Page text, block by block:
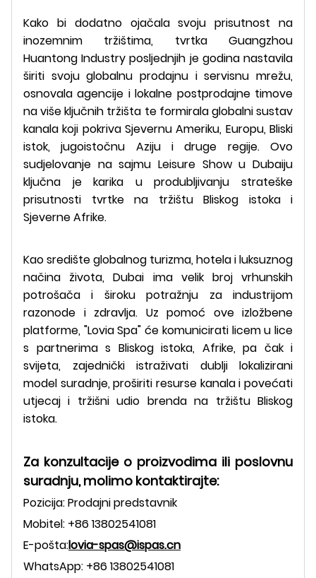
Kako bi dodatno ojačala svoju prisutnost na
inozemnim tržištima, tvrtka Guangzhou
Huantong Industry posljednjih je godina nastavila
širiti svoju globalnu prodajnu i servisnu mrežu,
osnovala agencije i lokalne postprodajne timove
na više ključnih tržišta te formirala globalni sustav
kanala koji pokriva Sjevernu Ameriku, Europu, Bliski
istok, jugoistočnu Aziju i druge regije. Ovo
sudjelovanje na sajmu Leisure Show u Dubaiju
ključna je karika u produbljivanju strateške
prisutnosti tvrtke na tržištu Bliskog istoka i
Sjeverne Afrike.
Kao središte globalnog turizma, hotela i luksuznog
načina života, Dubai ima velik broj vrhunskih
potrošača i široku potražnju za industrijom
razonode i zdravlja. Uz pomoć ove izložbene
platforme, "Lovia Spa" će komunicirati licem u lice
s partnerima s Bliskog istoka, Afrike, pa čak i
svijeta, zajednički istraživati ​​dublji lokalizirani
model suradnje, proširiti resurse kanala i povećati
utjecaj i tržišni udio brenda na tržištu Bliskog
istoka.
Za konzultacije o proizvodima ili poslovnu
suradnju, molimo kontaktirajte:
Pozicija: Prodajni predstavnik
Mobitel: +86 13802541081
E-pošta:lovia-spas@ispas.cn
WhatsApp: +86 13802541081